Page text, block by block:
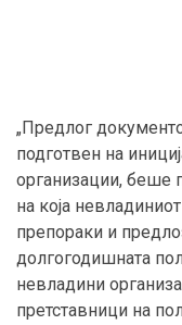
„Предлог
подготвен на
организации, беше
на која
препораки и
долгогодишната
невладини
претставници на